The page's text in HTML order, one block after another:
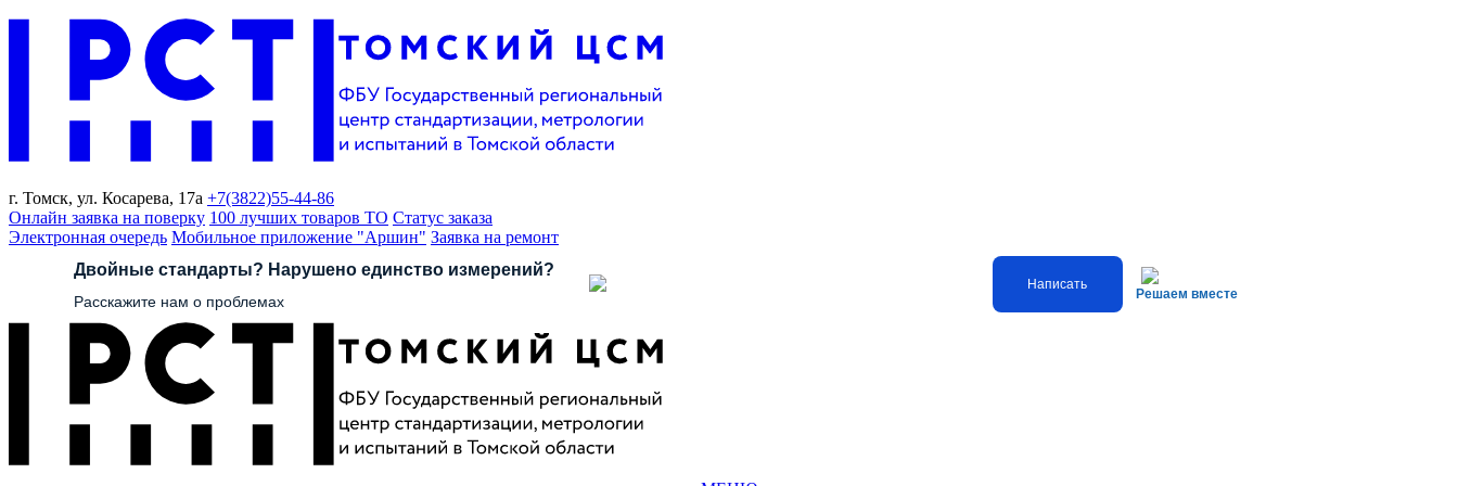
г. Томск, ул. Косарева, 17а +7(3822)55-44-86
Онлайн заявка на поверку 100 лучших товаров ТО Статус заказа
Электронная очередь Мобильное приложение "Аршин" Заявка на ремонт
Двойные стандарты? Нарушено единство измерений?
Расскажите нам о проблемах
Написать
Решаем вместе